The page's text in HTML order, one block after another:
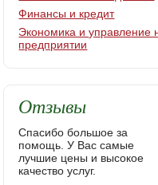
Финансы и кредит
Экономика и управление
предприятии
Отзывы
Спасибо большое за
помощь. У Вас самые
лучшие цены и высокое
качество услуг.